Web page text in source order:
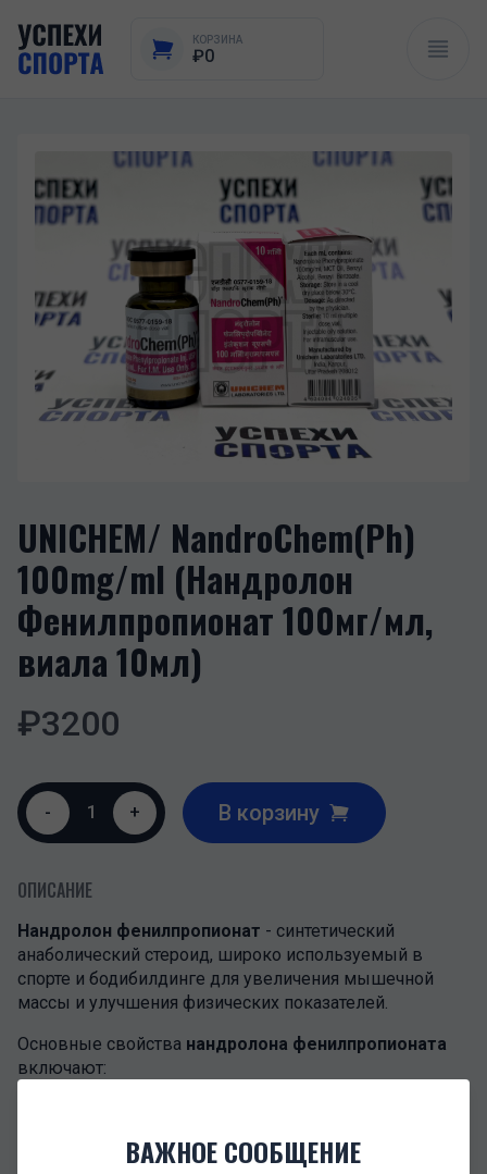
ВАЖНОЕ СООБЩЕНИЕ
КОРЗИНА
₽0
UNICHEM/ NandroChem(Ph)
100mg/ml (Нандролон
Фенилпропионат 100мг/мл,
виала 10мл)
₽3200
- 1 + В корзину
ОПИСАНИЕ
Нандролон фенилпропионат - синтетический
анаболический стероид, широко используемый в
спорте и бодибилдинге для увеличения мышечной
массы и улучшения физических показателей.
Основные свойства нандролона фенилпропионата
включают:
способствующее улучшению восстановления